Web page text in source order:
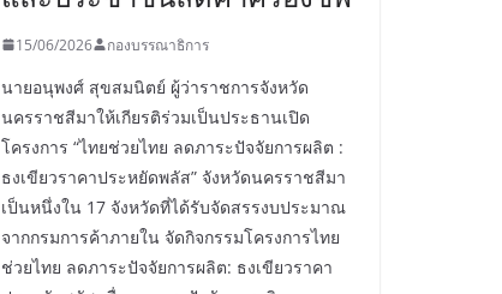
15/06/2026 กองบรรณาธิการ
นายอนุพงศ์ สุขสมนิตย์ ผู้ว่าราชการจังหวัด
นครราชสีมาให้เกียรติร่วมเป็นประธานเปิด
โครงการ “ไทยช่วยไทย ลดภาระปัจจัยการผลิต :
ธงเขียวราคาประหยัดพลัส” จังหวัดนครราชสีมา
เป็นหนึ่งใน 17 จังหวัดที่ได้รับจัดสรรงบประมาณ
จากกรมการค้าภายใน จัดกิจกรรมโครงการไทย
ช่วยไทย ลดภาระปัจจัยการผลิต: ธงเขียวราคา